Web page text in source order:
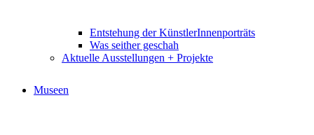
Entstehung der KünstlerInnenporträts
Was seither geschah
Aktuelle Ausstellungen + Projekte
Museen